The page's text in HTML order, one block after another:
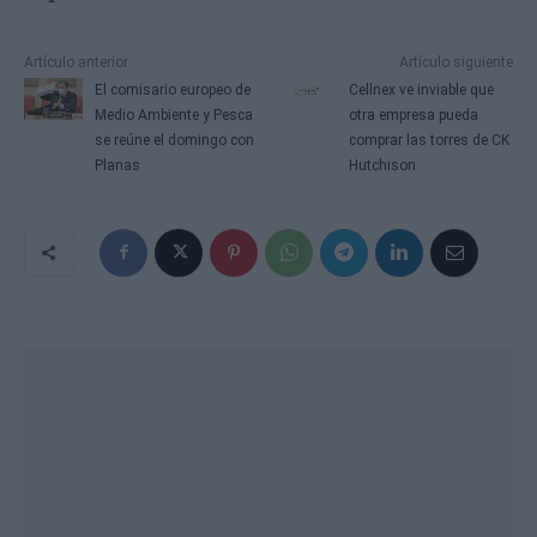
Artículo anterior
El comisario europeo de
Medio Ambiente y Pesca
se reúne el domingo con
Planas
Artículo siguiente
Cellnex ve inviable que
otra empresa pueda
comprar las torres de CK
Hutchison